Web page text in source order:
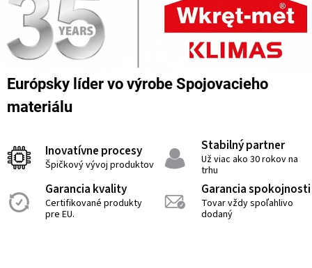
Európsky líder vo výrobe Spojovacieho
materiálu
Inovatívne procesy
Špičkový vývoj produktov
Stabilný partner
Už viac ako 30 rokov na
trhu
Garancia kvality
Certifikované produkty
pre EU.
Garancia spokojnosti
Tovar vždy spoľahlivo
dodaný